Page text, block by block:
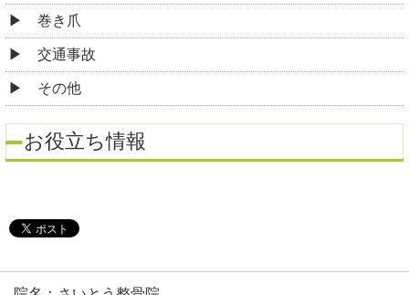
巻き爪
交通事故
その他
お役立ち情報